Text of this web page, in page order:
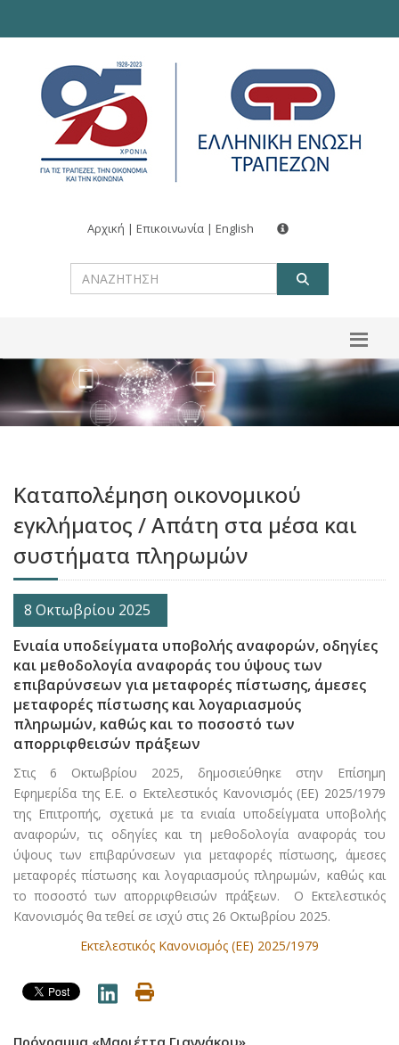
Αρχική | Επικοινωνία | English
Καταπολέμηση οικονομικού
εγκλήματος / Απάτη στα μέσα και
συστήματα πληρωμών
8 Οκτωβρίου 2025
Ενιαία υποδείγματα υποβολής αναφορών, οδηγίες
και μεθοδολογία αναφοράς του ύψους των
επιβαρύνσεων για μεταφορές πίστωσης, άμεσες
μεταφορές πίστωσης και λογαριασμούς
πληρωμών, καθώς και το ποσοστό των
απορριφθεισών πράξεων
Στις 6 Οκτωβρίου 2025, δημοσιεύθηκε στην Επίσημη
Εφημερίδα της Ε.Ε. ο Εκτελεστικός Κανονισμός (ΕΕ) 2025/1979
της Επιτροπής, σχετικά με τα ενιαία υποδείγματα υποβολής
αναφορών, τις οδηγίες και τη μεθοδολογία αναφοράς του
ύψους των επιβαρύνσεων για μεταφορές πίστωσης, άμεσες
μεταφορές πίστωσης και λογαριασμούς πληρωμών, καθώς και
το ποσοστό των απορριφθεισών πράξεων. Ο Εκτελεστικός
Κανονισμός θα τεθεί σε ισχύ στις 26 Οκτωβρίου 2025.
Εκτελεστικός Κανονισμός (ΕΕ) 2025/1979
Πρόγραμμα «Μαριέττα Γιαννάκου»